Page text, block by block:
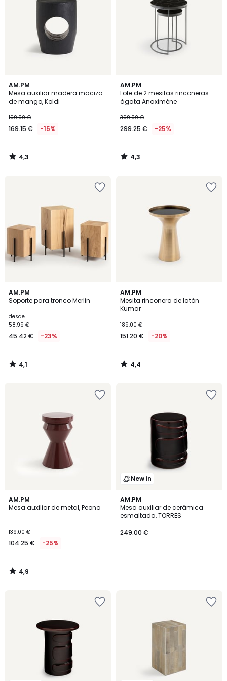
AM.PM
Mesa auxiliar madera maciza
de mango, Koldi
199.00 €
169.15 € -15%
4,3
/ 5
4,3
/
AM.PM
Lote de 2 mesitas rinconeras
ágata Anaximène
399.00 €
299.25 € -25%
4,3
/ 5
4,3
/
AM.PM
Soporte para tronco Merlin
desde
58.99 €
45.42 € -23%
4,1
/ 5
4,1
/
AM.PM
Mesita rinconera de latón
Kumar
189.00 €
151.20 € -20%
4,4
/ 5
4,4
/
AM.PM
Mesa auxiliar de metal, Peono
139.00 €
104.25 € -25%
4,9
/ 5
4,9
/
New in
AM.PM
Mesa auxiliar de cerámica
esmaltada, TORRES
249.00 €